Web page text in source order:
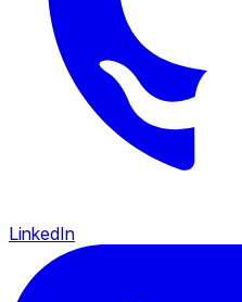
LinkedIn